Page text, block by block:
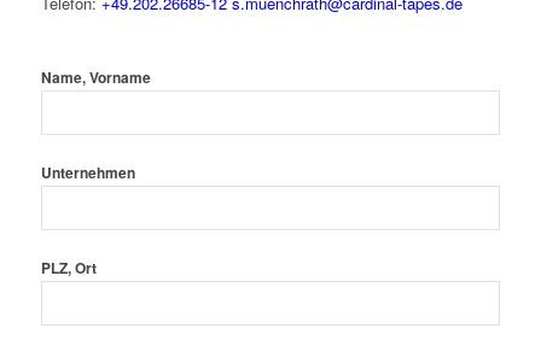
Name, Vorname
Unternehmen
PLZ, Ort